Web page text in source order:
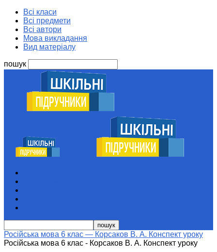
Всі класи
Всі предмети
Всі автори
Мова викладання
Вид матеріалу
пошук
Російська мова 6 клас — Корсаков В. А. Конспект уроку
Російська мова 6 клас - Корсаков В. А. Конспект уроку